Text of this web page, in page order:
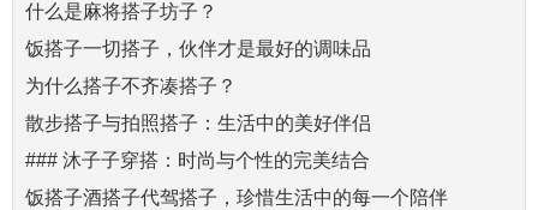
什么是麻将搭子坊子？
饭搭子一切搭子，伙伴才是最好的调味品
为什么搭子不齐凑搭子？
散步搭子与拍照搭子：生活中的美好伴侣
### 沐子子穿搭：时尚与个性的完美结合
饭搭子酒搭子代驾搭子，珍惜生活中的每一个陪伴